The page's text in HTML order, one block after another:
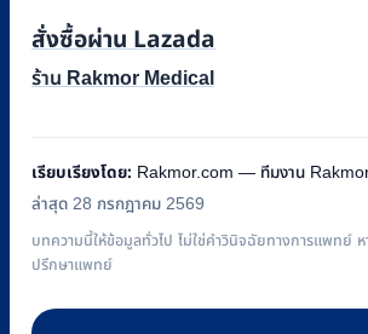
สั่งซื้อผ่าน Lazada
ร้าน Rakmor Medical
เรียบเรียงโดย: Rakmor.com — ทีมงาน
ล่าสุด 28 กรกฎาคม 2569
บทความนี้ให้ข้อมูลทั่วไป ไม่ใช่คำวินิจฉัยทางการแพทย์
ปรึกษาแพทย์